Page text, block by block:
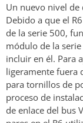
Un nuevo nivel de
Debido a que el
de la serie 500,
módulo de la
incluir en él. Para
ligeramente fuera
para tornillos de
proceso de
de enlace del bus